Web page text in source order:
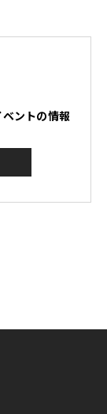
ントの情報